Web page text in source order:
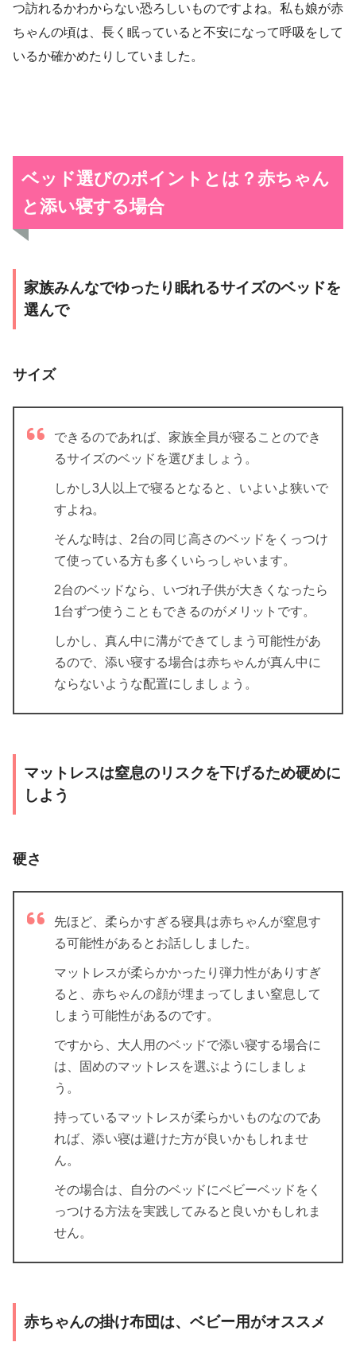
つ訪れるかわからない恐ろしいものですよね。私も娘が赤
ちゃんの頃は、長く眠っていると不安になって呼吸をして
いるか確かめたりしていました。
ベッド選びのポイントとは？赤ちゃん
と添い寝する場合
家族みんなでゆったり眠れるサイズのベッドを
選んで
サイズ
できるのであれば、家族全員が寝ることのでき
るサイズのベッドを選びましょう。
しかし3人以上で寝るとなると、いよいよ狭いで
すよね。
そんな時は、2台の同じ高さのベッドをくっつけ
て使っている方も多くいらっしゃいます。
2台のベッドなら、いづれ子供が大きくなったら
1台ずつ使うこともできるのがメリットです。
しかし、真ん中に溝ができてしまう可能性があ
るので、添い寝する場合は赤ちゃんが真ん中に
ならないような配置にしましょう。
マットレスは窒息のリスクを下げるため硬めに
しよう
硬さ
先ほど、柔らかすぎる寝具は赤ちゃんが窒息す
る可能性があるとお話ししました。
マットレスが柔らかかったり弾力性がありすぎ
ると、赤ちゃんの顔が埋まってしまい窒息して
しまう可能性があるのです。
ですから、大人用のベッドで添い寝する場合に
は、固めのマットレスを選ぶようにしましょ
う。
持っているマットレスが柔らかいものなのであ
れば、添い寝は避けた方が良いかもしれませ
ん。
その場合は、自分のベッドにベビーベッドをく
っつける方法を実践してみると良いかもしれま
せん。
赤ちゃんの掛け布団は、ベビー用がオススメ